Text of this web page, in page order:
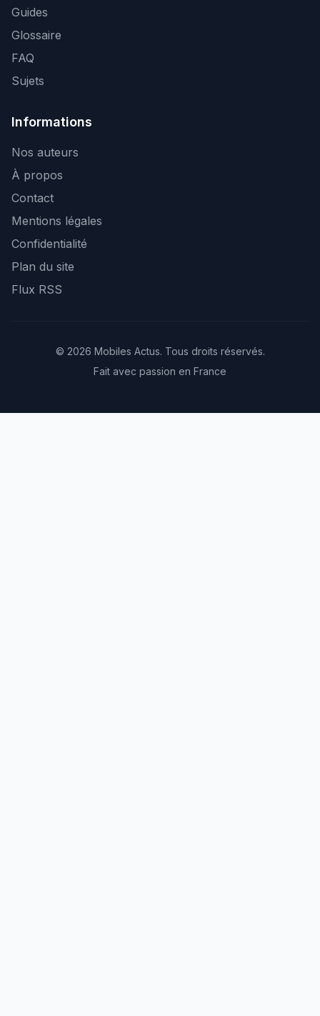
Guides
Glossaire
FAQ
Sujets
Informations
Nos auteurs
À propos
Contact
Mentions légales
Confidentialité
Plan du site
Flux RSS
© 2026 Mobiles Actus. Tous droits réservés.
Fait avec passion en France